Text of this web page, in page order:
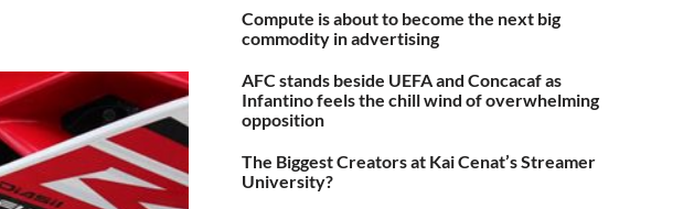
Compute is about to become the next big
commodity in advertising
AFC stands beside UEFA and Concacaf as
Infantino feels the chill wind of overwhelming
opposition
The Biggest Creators at Kai Cenat’s Streamer
University?